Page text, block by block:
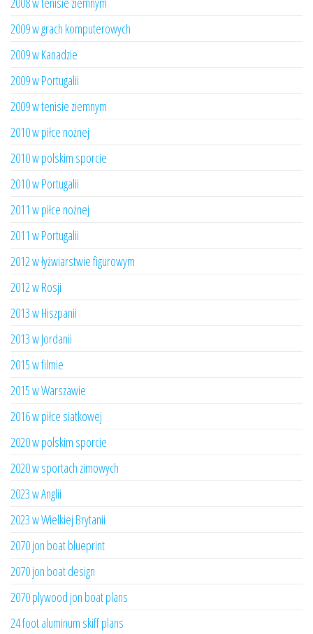
2009 w grach komputerowych
2009 w Kanadzie
2009 w Portugalii
2009 w tenisie ziemnym
2010 w piłce nożnej
2010 w polskim sporcie
2010 w Portugalii
2011 w piłce nożnej
2011 w Portugalii
2012 w łyżwiarstwie figurowym
2012 w Rosji
2013 w Hiszpanii
2013 w Jordanii
2015 w filmie
2015 w Warszawie
2016 w piłce siatkowej
2020 w polskim sporcie
2020 w sportach zimowych
2023 w Anglii
2023 w Wielkiej Brytanii
2070 jon boat blueprint
2070 jon boat design
2070 plywood jon boat plans
24 foot aluminum skiff plans